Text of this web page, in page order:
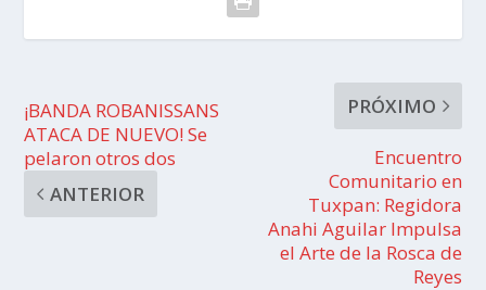
¡BANDA ROBANISSANS
ATACA DE NUEVO! Se
pelaron otros dos
ANTERIOR
PRÓXIMO
Encuentro
Comunitario en
Tuxpan: Regidora
Anahi Aguilar Impulsa
el Arte de la Rosca de
Reyes